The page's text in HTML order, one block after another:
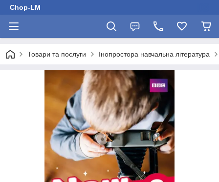
Chop-LM
Товари та послуги Інопростора навчальна література